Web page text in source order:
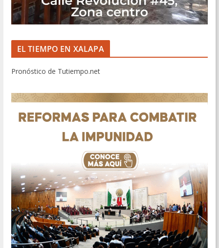
EL TIEMPO EN XALAPA
Pronóstico de Tutiempo.net